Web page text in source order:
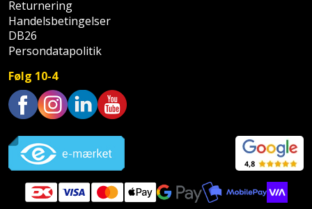
Returnering
Handelsbetingelser
DB26
Persondatapolitik
Følg 10-4